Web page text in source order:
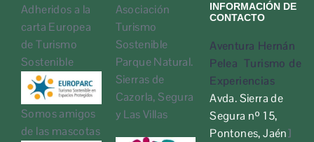
Adheridos a la
carta Europea
de Turismo
Sostenible
Somos amigos
de las mascotas
Asociación
Turismo
Sostenible
Parque Natural.
Sierras de
Cazorla, Segura
y Las Villas
INFORMACIÓN DE
CONTACTO
Aventura Hernán
Pelea Turismo de
Experiencias
Avda. Sierra de
Segura nº 15,
Pontones, Jaén]